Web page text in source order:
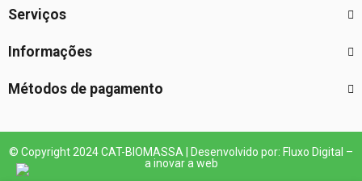
Serviços
Informações
Métodos de pagamento
© Copyright 2024 CAT-BIOMASSA | Desenvolvido por: Fluxo Digital –
a inovar a web